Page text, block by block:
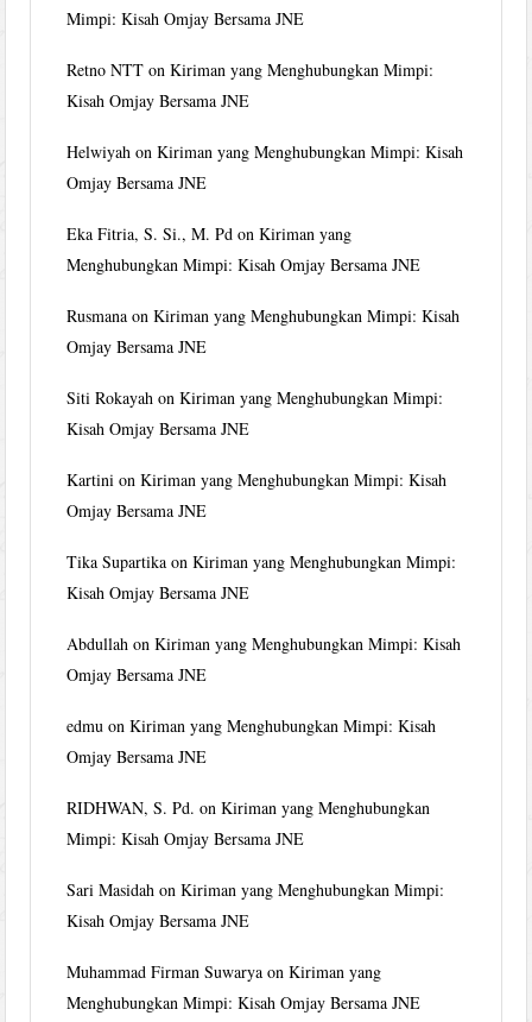
Mimpi: Kisah Omjay Bersama JNE
Retno NTT onKiriman yang Menghubungkan Mimpi:
Kisah Omjay Bersama JNE
Helwiyah onKiriman yang Menghubungkan Mimpi: Kisah
Omjay Bersama JNE
Eka Fitria, S. Si., M. Pd onKiriman yang
Menghubungkan Mimpi: Kisah Omjay Bersama JNE
Rusmana onKiriman yang Menghubungkan Mimpi: Kisah
Omjay Bersama JNE
Siti Rokayah onKiriman yang Menghubungkan Mimpi:
Kisah Omjay Bersama JNE
Kartini onKiriman yang Menghubungkan Mimpi: Kisah
Omjay Bersama JNE
Tika Supartika onKiriman yang Menghubungkan Mimpi:
Kisah Omjay Bersama JNE
Abdullah onKiriman yang Menghubungkan Mimpi: Kisah
Omjay Bersama JNE
edmu onKiriman yang Menghubungkan Mimpi: Kisah
Omjay Bersama JNE
RIDHWAN, S. Pd. onKiriman yang Menghubungkan
Mimpi: Kisah Omjay Bersama JNE
Sari Masidah onKiriman yang Menghubungkan Mimpi:
Kisah Omjay Bersama JNE
Muhammad Firman Suwarya onKiriman yang
Menghubungkan Mimpi: Kisah Omjay Bersama JNE